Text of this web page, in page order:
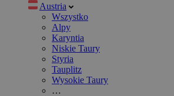
Austria
Wszystko
Alpy
Karyntia
Niskie Taury
Styria
Tauplitz
Wysokie Taury
…